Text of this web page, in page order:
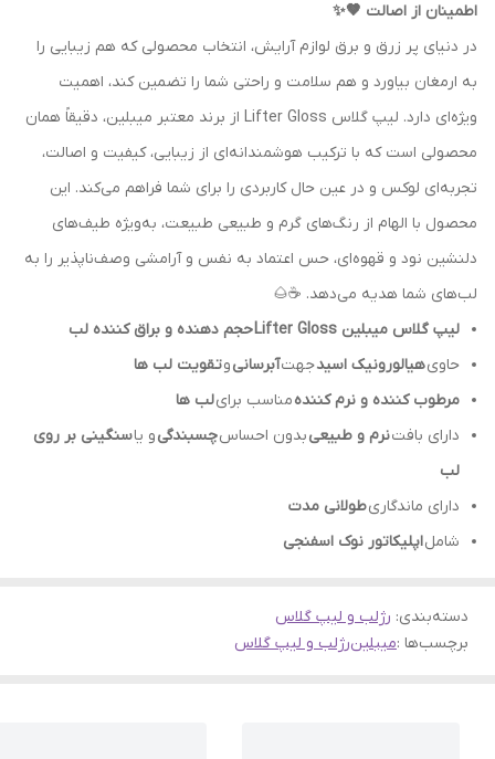
اطمینان از اصالت 🤎✨
در دنیای پر زرق و برق لوازم آرایش، انتخاب محصولی که هم زیبایی را
به ارمغان بیاورد و هم سلامت و راحتی شما را تضمین کند، اهمیت
ویژه‌ای دارد. لیپ گلاس Lifter Gloss از برند معتبر میبلین، دقیقاً همان
محصولی است که با ترکیب هوشمندانه‌ای از زیبایی، کیفیت و اصالت،
تجربه‌ای لوکس و در عین حال کاربردی را برای شما فراهم می‌کند. این
محصول با الهام از رنگ‌های گرم و طبیعی طبیعت، به‌ویژه طیف‌های
دلنشین نود و قهوه‌ای، حس اعتماد به نفس و آرامشی وصف‌ناپذیر را به
لب‌های شما هدیه می‌دهد. ☕🌰
لیپ گلاس میبلین Lifter Gloss
حجم دهنده و براق کننده لب
حاویهیالورونیک اسیدجهتآبرسانیوتقویت لب ها
مرطوب کننده و نرم کنندهمناسب برایلب ها
دارای بافتنرم و طبیعیبدون احساسچسبندگیو یاسنگینی بر روی
لب
دارای ماندگاریطولانی مدت
شاملاپلیکاتور نوک اسفنجی
دسته‌بندی: رژلب و لیپ گلاس
برچسب‌ها :میبلینرژلب و لیپ گلاس